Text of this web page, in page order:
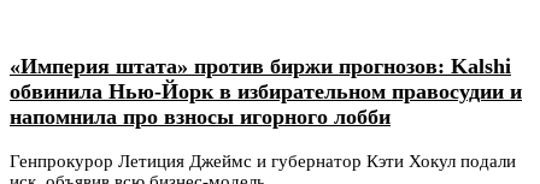
«Империя штата» против биржи прогнозов: Kalshi
обвинила Нью-Йорк в избирательном правосудии и
напомнила про взносы игорного лобби
Генпрокурор Летиция Джеймс и губернатор Кэти Хокул подали